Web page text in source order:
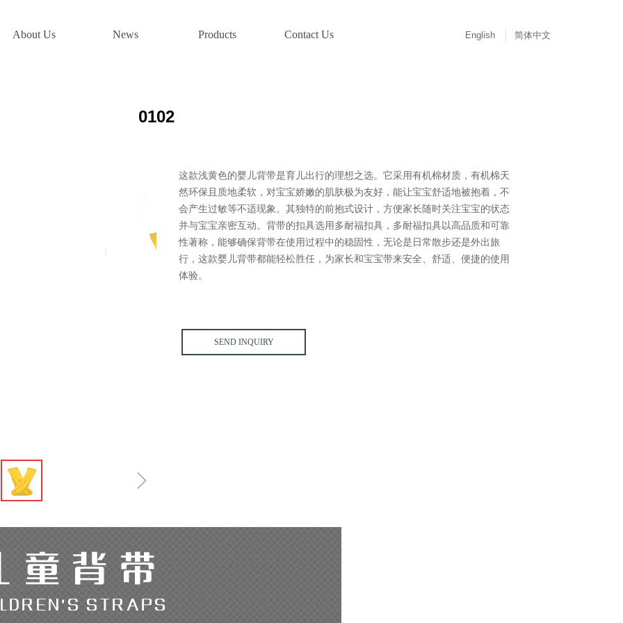
About Us News Products Contact Us English 简体中文
ꁇ
0102
这款浅黄色的婴儿背带是育儿出行的理想之选。它采用有机棉材质，有机棉天
然环保且质地柔软，对宝宝娇嫩的肌肤极为友好，能让宝宝舒适地被抱着，不
会产生过敏等不适现象。其独特的前抱式设计，方便家长随时关注宝宝的状态
并与宝宝亲密互动。背带的扣具选用多耐福扣具，多耐福扣具以高品质和可靠
性著称，能够确保背带在使用过程中的稳固性，无论是日常散步还是外出旅
行，这款婴儿背带都能轻松胜任，为家长和宝宝带来安全、舒适、便捷的使用
体验。
SEND INQUIRY